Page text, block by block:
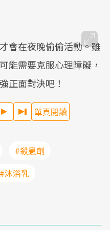
會在夜晚偷偷活動。雖
能需要克服心理障礙，
正面對決吧！
單頁閱讀
#殺蟲劑
#沐浴乳